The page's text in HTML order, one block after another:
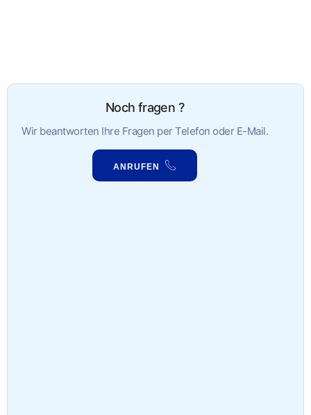
Noch fragen ?
Wir beantworten Ihre Fragen per Telefon oder E-Mail.
ANRUFEN